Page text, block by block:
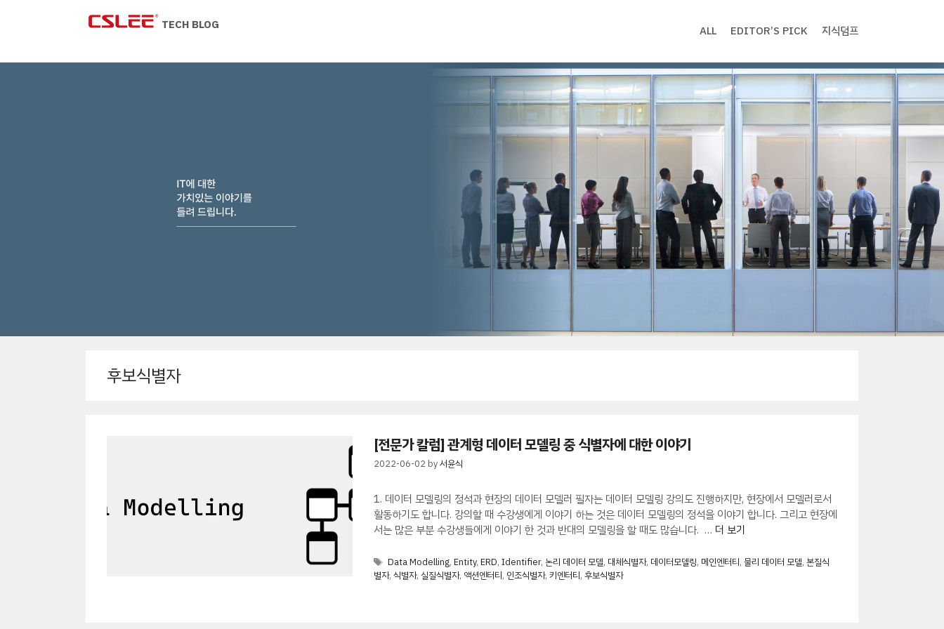
TECH BLOG ALL EDITOR’S PICK 지식덤프
후보식별자
[전문가 칼럼] 관계형 데이터 모델링 중 식별자에 대한 이야기
2022-06-02by서윤식
1. 데이터 모델링의 정석과 현장의 데이터 모델러 필자는 데이터 모델링 강의도 진행하지만, 현장에서 모델러로서
활동하기도 합니다. 강의할 때 수강생에게 이야기 하는 것은 데이터 모델링의 정석을 이야기 합니다. 그리고 현장에
서는 많은 부분 수강생들에게 이야기 한 것과 반대의 모델링을 할 때도 많습니다. … 더 보기
Tags
Data Modelling,Entity,ERD,Identifier,논리 데이터 모델, 대체식별자, 데이터모델링, 메인엔터티,물리 데이터 모델,본질식
별자, 식별자, 실질식별자, 액션엔터티, 인조식별자, 키엔터티, 후보식별자